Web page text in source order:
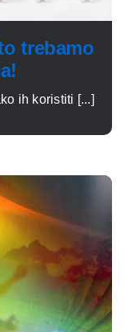
trebamo
ih koristiti [...]